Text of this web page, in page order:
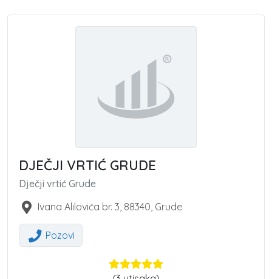
DJEČJI VRTIĆ GRUDE
Dječji vrtić Grude
Ivana Alilovića br. 3 88340 Grude
Pozovi